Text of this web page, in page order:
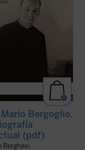
pontificado del papa ...
Bergoglio.
(pdf)
Borghesi